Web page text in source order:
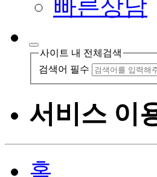
빠른상담
사이트 내 전체검색
검색어 필수
서비스 이
홈